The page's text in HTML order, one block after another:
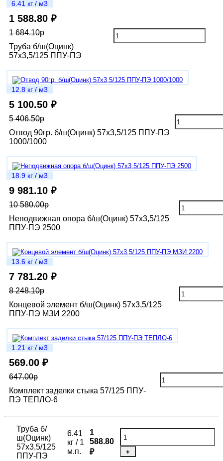
6.41 кг / м3
1 588.80 ₽
1 684.10р
Труба б/ш(Оцинк)
57х3,5/125 ППУ-ПЭ
12.8 кг / м3
5 100.50 ₽
5 406.50р
Отвод 90гр. б/ш(Оцинк) 57х3,5/125 ППУ-ПЭ
1000/1000
18.9 кг / м3
9 981.10 ₽
10 580.00р
Неподвижная опора б/ш(Оцинк) 57х3,5/125
ППУ-ПЭ 2500
13.6 кг / м3
7 781.20 ₽
8 248.10р
Концевой элемент б/ш(Оцинк) 57х3,5/125
ППУ-ПЭ МЗИ 2200
1.21 кг / м3
569.00 ₽
647.00р
Комплект заделки стыка 57/125 ППУ-
ПЭ ТЕПЛО-6
Труба б/
ш(Оцинк)
57х3,5/125
ППУ-ПЭ
6.41
кг / 1
м.п.
1
588.80
₽
+